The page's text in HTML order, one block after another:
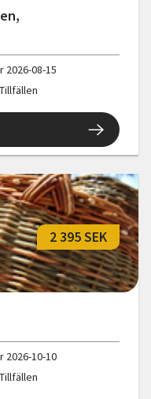
2026-08-15
2 395 SEK
2026-10-10